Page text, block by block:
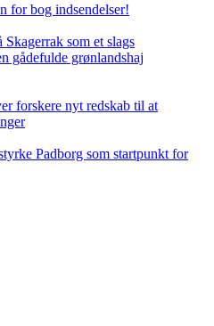
for bog indsendelser!
som et slags
gådefulde grønlandshaj
forskere nyt redskab til at
Padborg som startpunkt for